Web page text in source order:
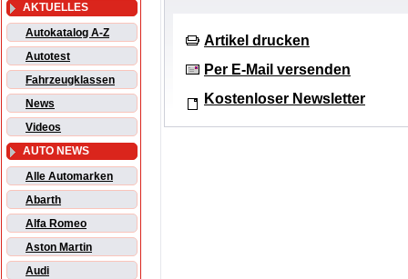
AKTUELLES
Autokatalog A-Z
Autotest
Fahrzeugklassen
News
Videos
AUTO NEWS
Alle Automarken
Abarth
Alfa Romeo
Aston Martin
Audi
Artikel drucken
Per E-Mail versenden
Kostenloser Newsletter